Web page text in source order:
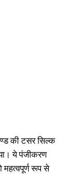
की टसर सिल्क
ये पंजीकरण
महत्वपूर्ण रूप से